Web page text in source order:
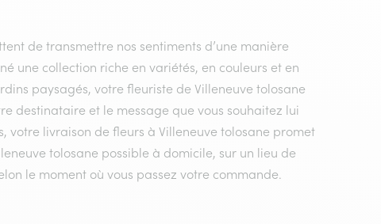
de transmettre nos sentiments d’une manière
une collection riche en variétés, en couleurs et en
paysagés, votre fleuriste de Villeneuve tolosane
destinataire et le message que vous souhaitez lui
votre livraison de fleurs à Villeneuve tolosane promet
tolosane possible à domicile, sur un lieu de
le moment où vous passez votre commande.